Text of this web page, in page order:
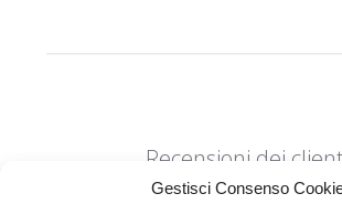
Gestisci Consenso
Recensioni dei